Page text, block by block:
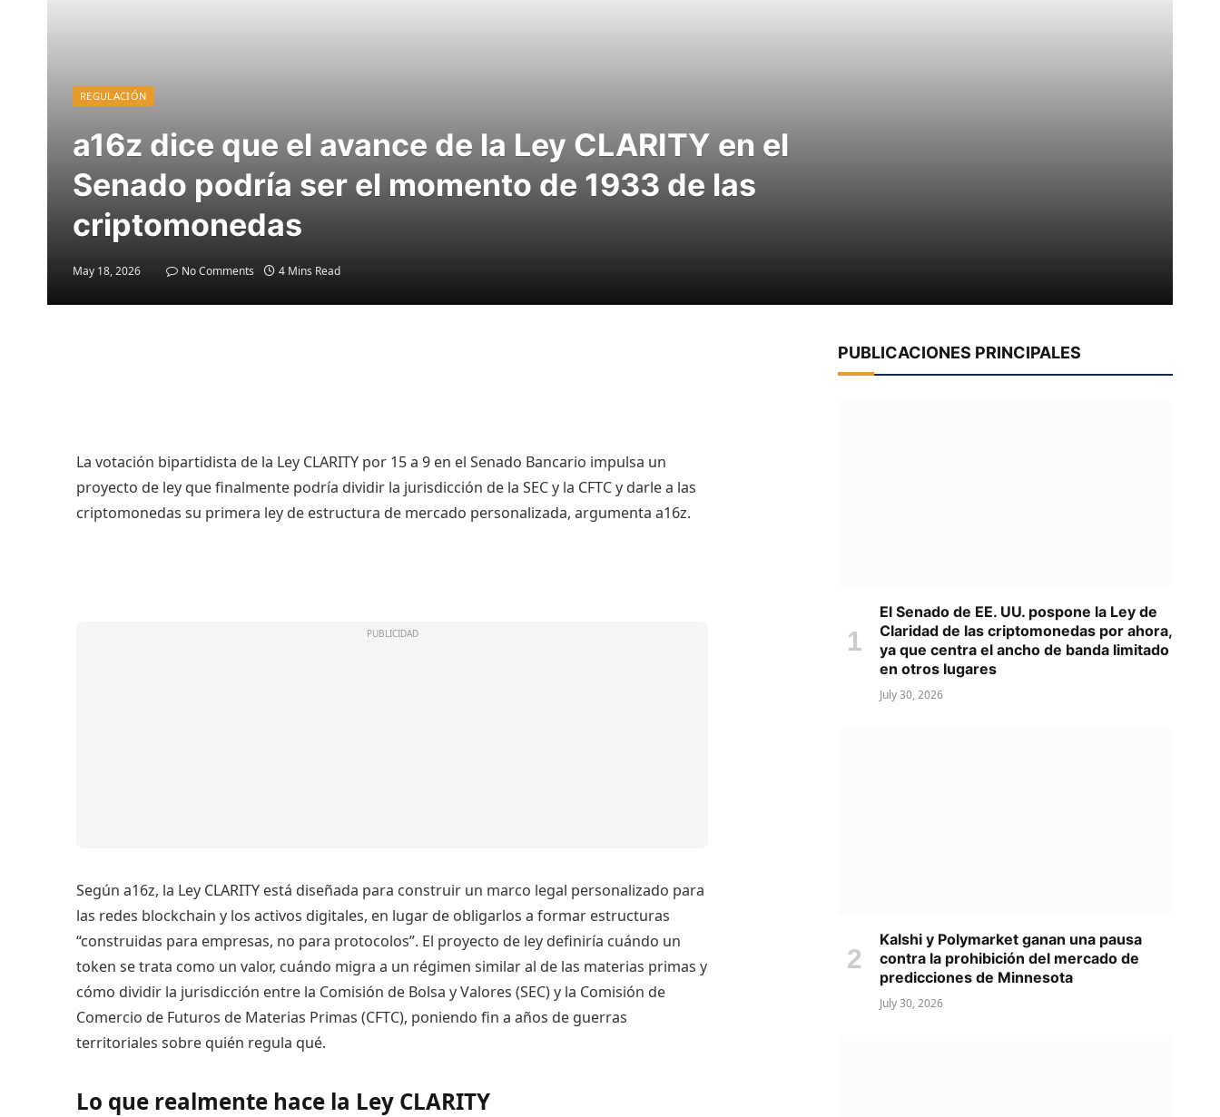
REGULACIÓN
a16z dice que el avance de la Ley CLARITY en el
Senado podría ser el momento de 1933 de las
criptomonedas
May 18, 2026 No Comments 4 Mins Read
La votación bipartidista de la Ley CLARITY por 15 a 9 en el Senado Bancario impulsa un
proyecto de ley que finalmente podría dividir la jurisdicción de la SEC y la CFTC y darle a las
criptomonedas su primera ley de estructura de mercado personalizada, argumenta a16z.
Según a16z, la Ley CLARITY está diseñada para construir un marco legal personalizado para
las redes blockchain y los activos digitales, en lugar de obligarlos a formar estructuras
“construidas para empresas, no para protocolos”. El proyecto de ley definiría cuándo un
token se trata como un valor, cuándo migra a un régimen similar al de las materias primas y
cómo dividir la jurisdicción entre la Comisión de Bolsa y Valores (SEC) y la Comisión de
Comercio de Futuros de Materias Primas (CFTC), poniendo fin a años de guerras
territoriales sobre quién regula qué.
Lo que realmente hace la Ley CLARITY
PUBLICACIONES PRINCIPALES
El Senado de EE. UU. pospone la Ley de
Claridad de las criptomonedas por ahora,
ya que centra el ancho de banda limitado
en otros lugares
July 30, 2026
Kalshi y Polymarket ganan una pausa
contra la prohibición del mercado de
predicciones de Minnesota
July 30, 2026